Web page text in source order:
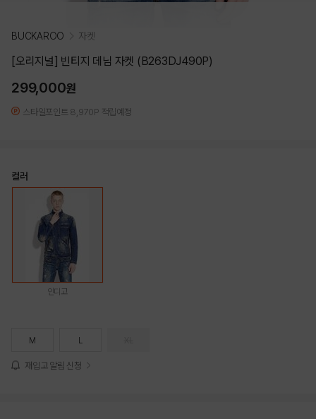
BUCKAROO 자켓
[오리지널] 빈티지 데님 자켓 (B263DJ490P)
299,000원
스타일포인트 8,970P 적립예정
컬러
인디고
M L
재입고 알림 신청